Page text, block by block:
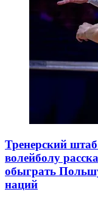
Тренерский
волейболу
обыграть
наций